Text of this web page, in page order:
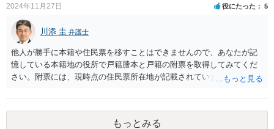
2024年11月27日 役にたった 5
川添 圭 弁護士
他人が勝手に本籍や住民票を移すことはできませんので、あなたが記
憶している本籍地の役所で戸籍謄本と戸籍の附票を取得してみてくだ
さい。附票には、現時点の住民票所在地が記載されています。
もっとみる